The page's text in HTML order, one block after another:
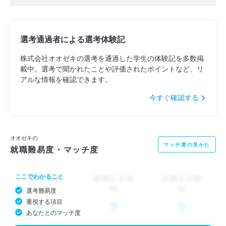
選考通過者による選考体験記
株式会社オオゼキの選考を通過した学生の体験記を多数掲
載中。選考で聞かれたことや評価されたポイントなど、リ
アルな情報を確認できます。
今すぐ確認する
オオゼキの
就職難易度・マッチ度 マッチ度の見かた
ここでわかること
選考難易度
重視する項目
あなたとのマッチ度